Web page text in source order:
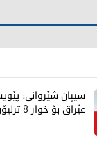
سیپان شێروانی:
عێراق بۆ خوار 8 ترلیۆن دینار دابەزێنرێت